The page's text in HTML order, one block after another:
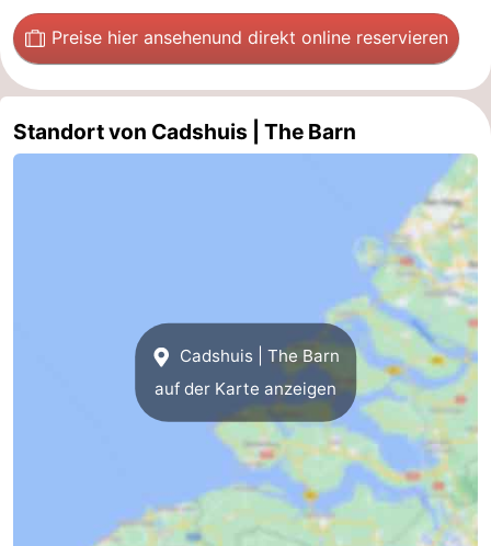
Walcheren
-
Veere
-
Preise hier ansehenund direkt online reservieren
Standort von Cadshuis | The Barn
Cadshuis | The Barn
auf der Karte anzeigen